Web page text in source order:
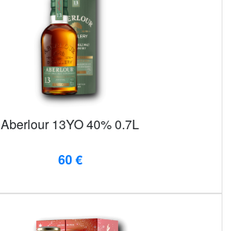
Aberlour 13YO 40% 0.7L
60 €